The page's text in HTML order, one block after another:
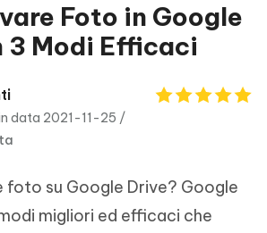
Foto in Google
3 Modi Efficaci
data 2021-11-25 /
foto su Google Drive? Google
migliori ed efficaci che